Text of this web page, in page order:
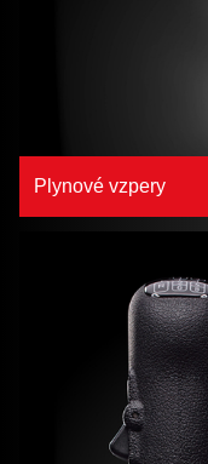
Plynové vzpery